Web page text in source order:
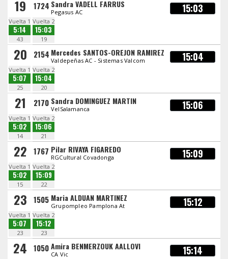
19 1724 Sandra VADELL FARRUS
Pegasus AC 15:03
Vuelta 1
5:14
43
Vuelta 2
15:03
19
20 2154 Mercedes SANTOS-OREJON RAMIREZ
Valdepeñas AC - Sistemas Valcom 15:04
Vuelta 1
5:07
25
Vuelta 2
15:04
20
21 2170 Sandra DOMINGUEZ MARTIN
VelSalamanca 15:06
Vuelta 1
5:02
14
Vuelta 2
15:06
21
22 1767 Pilar RIVAYA FIGAREDO
RGCultural Covadonga 15:09
Vuelta 1
5:02
15
Vuelta 2
15:09
22
23 1505 Maria ALDUAN MARTINEZ
Grupompleo Pamplona At 15:12
Vuelta 1
5:07
23
Vuelta 2
15:12
23
24 1050Amira BENMERZOUK AALLOVI
CA Vic 15:14